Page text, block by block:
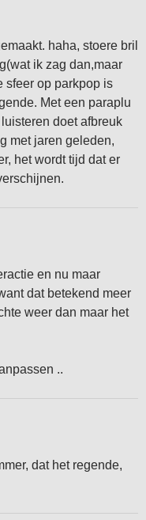
haha, stoere bril
ik zag dan,maar
sfeer op parkpop is
Met een paraplu
doet afbreuk
met jaren geleden,
het wordt tijd dat er
en nu maar
dat betekend meer
weer dan maar het
..
dat het regende,